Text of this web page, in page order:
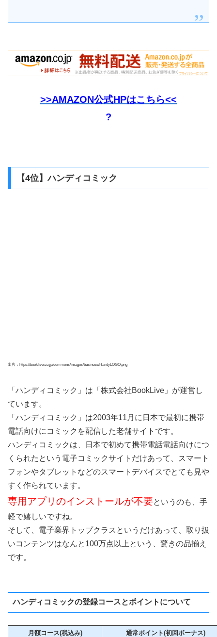
>>AMAZON公式HPはこちら<<
?
【4位】ハンディコミック
出典：https://booklive.co.jp/commons/images/business/HandyLOGO.png
「ハンディコミック」は「株式会社BookLive」が運営し
ています。
「ハンディコミック」は2003年11月に日本で最初に携帯
電話向けにコミックを配信した老舗サイトです。
ハンディコミックは、日本で初めて携帯電話電話向けにつ
くられたという電子コミックサイトだけあって、スマート
フォンやタブレットなどのスマートデバイスでとても見や
すく作られています。
専用アプリのインストールが不要というのも、手
軽で嬉しいですね。
そして、電子業界トップクラスというだけあって、取り扱
いコンテンツはなんと100万点以上という、驚きの品揃え
です。
ハンディコミックの登録コースとポイントについて
月額コース(税込み)
通常ポイント(初回ボーナス)